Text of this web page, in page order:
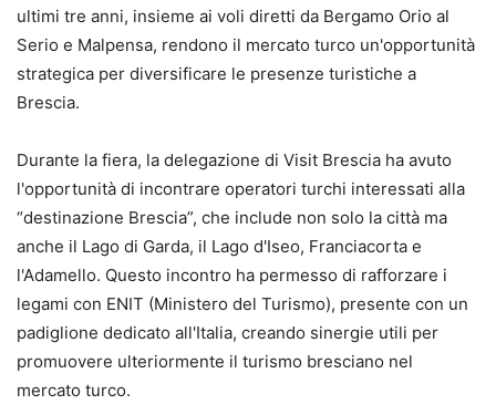
ultimi tre anni, insieme ai voli diretti da Bergamo Orio al
Serio e Malpensa, rendono il mercato turco un'opportunità
strategica per diversificare le presenze turistiche a
Brescia.
Durante la fiera, la delegazione di Visit Brescia ha avuto
l'opportunità di incontrare operatori turchi interessati alla
“destinazione Brescia”, che include non solo la città ma
anche il Lago di Garda, il Lago d'Iseo, Franciacorta e
l'Adamello. Questo incontro ha permesso di rafforzare i
legami con ENIT (Ministero del Turismo), presente con un
padiglione dedicato all'Italia, creando sinergie utili per
promuovere ulteriormente il turismo bresciano nel
mercato turco.